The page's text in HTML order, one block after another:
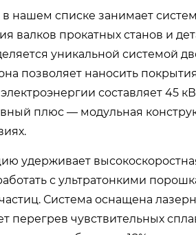
нашем списке занимает
валков прокатных станов и
уникальной системой
позволяет наносить
составляет 45
плюс — модульная
удерживает
с ультратонкими
Система оснащена
перегрев чувствительных